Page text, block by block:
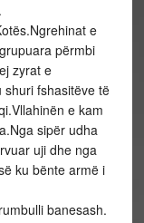
e
përmbi
zyrat e
fshasitëve të
e kam
sipër udha
uji dhe nga
ku bënte armë i
banesash.